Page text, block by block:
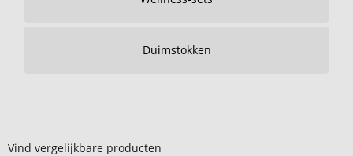
Duimstokken
Vind vergelijkbare producten